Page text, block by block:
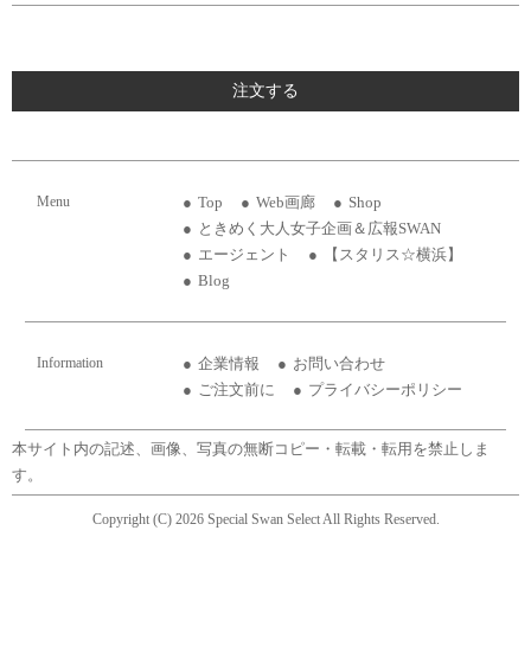
注文する
Menu Top Web画廊
Shop
ときめく大人女子企画＆広報SWAN
エージェント
【スタリス☆横浜】
Blog
Information 企業情報
お問い合わせ
ご注文前に
プライバシーポリシー
本サイト内の記述、画像、写真の無断コピー・転載・転用を禁止しま
す。
Copyright (C) 2026 Special Swan Select All Rights Reserved.